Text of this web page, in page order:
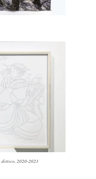
, dittico, 2020-2021